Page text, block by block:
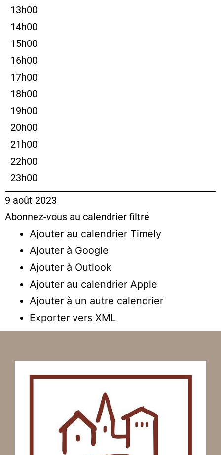
13h00
14h00
15h00
16h00
17h00
18h00
19h00
20h00
21h00
22h00
23h00
9 août 2023
Abonnez-vous au calendrier filtré
Ajouter au calendrier Timely
Ajouter à Google
Ajouter à Outlook
Ajouter au calendrier Apple
Ajouter à un autre calendrier
Exporter vers XML